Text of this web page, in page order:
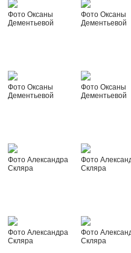
Фото Оксаны
Дементьевой
Фото Оксаны
Дементьевой
Фото Оксаны
Дементьевой
Фото Оксаны
Дементьевой
Фото Александра
Скляра
Фото
Скляра
Фото Александра
Скляра
Фото
Скляра